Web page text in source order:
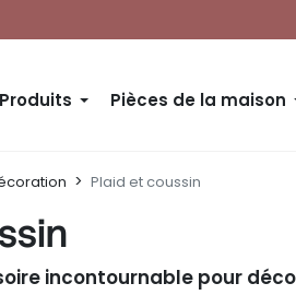
Produits Pièces de la maison
Plaid et coussin
incontournable pour